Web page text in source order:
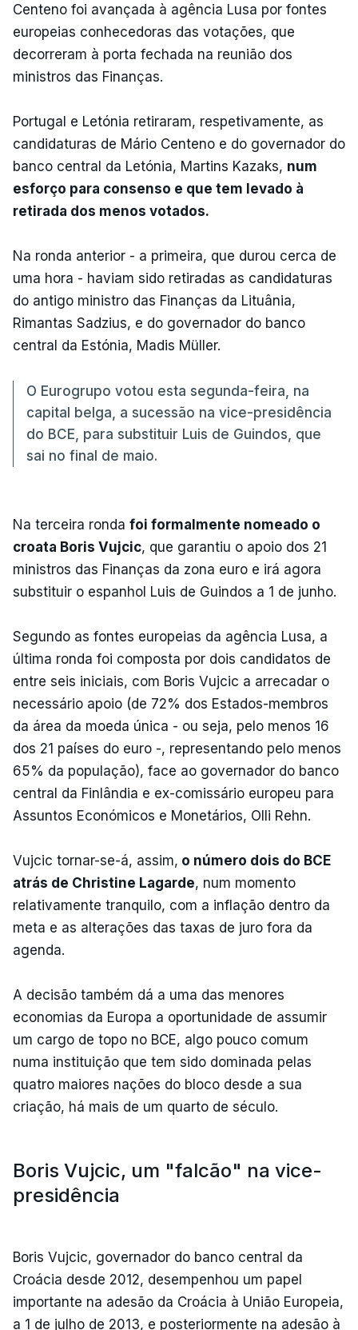
Centeno foi avançada à agência Lusa por fontes
europeias conhecedoras das votações, que
decorreram à porta fechada na reunião dos
ministros das Finanças.
Portugal e Letónia retiraram, respetivamente, as
candidaturas de Mário Centeno e do governador do
banco central da Letónia, Martins Kazaks, num
esforço para consenso e que tem levado à
retirada dos menos votados.
Na ronda anterior - a primeira, que durou cerca de
uma hora - haviam sido retiradas as candidaturas
do antigo ministro das Finanças da Lituânia,
Rimantas Sadzius, e do governador do banco
central da Estónia, Madis Müller.
O Eurogrupo votou esta segunda-feira, na
capital belga, a sucessão na vice-presidência
do BCE, para substituir Luis de Guindos, que
sai no final de maio.
Na terceira ronda foi formalmente nomeado o
croata Boris Vujcic, que garantiu o apoio dos 21
ministros das Finanças da zona euro e irá agora
substituir o espanhol Luis de Guindos a 1 de junho.
Segundo as fontes europeias da agência Lusa, a
última ronda foi composta por dois candidatos de
entre seis iniciais, com Boris Vujcic a arrecadar o
necessário apoio (de 72% dos Estados-membros
da área da moeda única - ou seja, pelo menos 16
dos 21 países do euro -, representando pelo menos
65% da população), face ao governador do banco
central da Finlândia e ex-comissário europeu para
Assuntos Económicos e Monetários, Olli Rehn.
Vujcic tornar-se-á, assim, o número dois do BCE
atrás de Christine Lagarde, num momento
relativamente tranquilo, com a inflação dentro da
meta e as alterações das taxas de juro fora da
agenda.
A decisão também dá a uma das menores
economias da Europa a oportunidade de assumir
um cargo de topo no BCE, algo pouco comum
numa instituição que tem sido dominada pelas
quatro maiores nações do bloco desde a sua
criação, há mais de um quarto de século.
Boris Vujcic, um "falcão" na vice-
presidência
Boris Vujcic, governador do banco central da
Croácia desde 2012, desempenhou um papel
importante na adesão da Croácia à União Europeia,
a 1 de julho de 2013, e posteriormente na adesão à